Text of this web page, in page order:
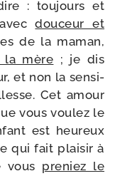
​dire : tou­jours et
avecdou­ceur et
de la maman,
la mère ; je dis
et non la sen­si­
Cet amour
vous vou­lez le
est heu­reux
qui fait plai­sir à
vous pre­niez le